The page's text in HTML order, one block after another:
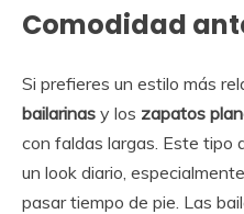
Comodidad
Si prefieres un estilo más
bailarinas y los zapatos
con faldas largas. Este tipo
un look diario,
pasar tiempo de pie. Las